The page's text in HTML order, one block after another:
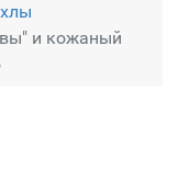
и кожаный